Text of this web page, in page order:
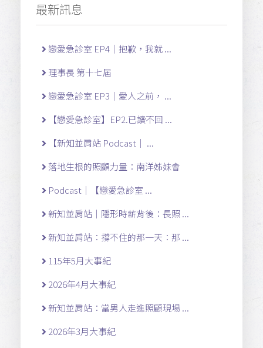
最新訊息
戀愛急診室 EP4｜抱歉，我就 ...
理事長 第十七屆
戀愛急診室 EP3｜愛人之前， ...
【戀愛急診室】EP2.已讀不回 ...
【新知並肩站 Podcast｜ ...
落地生根的照顧力量：南洋姊妹會
Podcast｜【戀愛急診室 ...
新知並肩站｜隱形時薪背後：長照 ...
新知並肩站：撐不住的那一天：那 ...
115年5月大事紀
2026年4月大事紀
新知並肩站：當男人走進照顧現場 ...
2026年3月大事紀